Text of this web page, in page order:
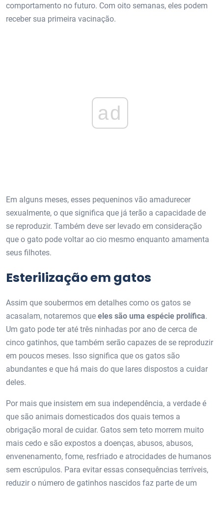
comportamento no futuro. Com oito semanas, eles podem
receber sua primeira vacinação.
ad
Em alguns meses, esses pequeninos vão amadurecer
sexualmente, o que significa que já terão a capacidade de
se reproduzir. Também deve ser levado em consideração
que o gato pode voltar ao cio mesmo enquanto amamenta
seus filhotes.
Esterilização em gatos
Assim que soubermos em detalhes como os gatos se
acasalam, notaremos que eles são uma espécie prolífica.
Um gato pode ter até três ninhadas por ano de cerca de
cinco gatinhos, que também serão capazes de se reproduzir
em poucos meses. Isso significa que os gatos são
abundantes e que há mais do que lares dispostos a cuidar
deles.
Por mais que insistem em sua independência, a verdade é
que são animais domesticados dos quais temos a
obrigação moral de cuidar. Gatos sem teto morrem muito
mais cedo e são expostos a doenças, abusos, abusos,
envenenamento, fome, resfriado e atrocidades de humanos
sem escrúpulos. Para evitar essas consequências terríveis,
reduzir o número de gatinhos nascidos faz parte de um